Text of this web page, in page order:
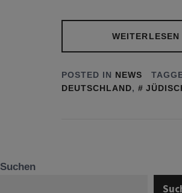
WEITERLESEN
POSTED IN NEWS
DEUTSCHLAND,
Suchen